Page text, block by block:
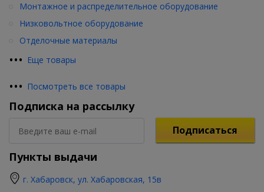
••• Еще товары
Монтажное и распределительное оборудование
Низковольтное оборудование
Отделочные материалы
••• Посмотреть все товары
Подписка на рассылку
Подписаться
Пункты выдачи
г. Хабаровск, ул. Хабаровская, 15в